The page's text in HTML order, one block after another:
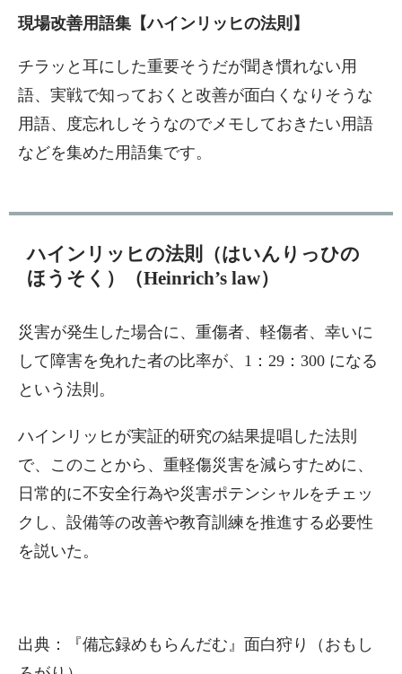
現場改善用語集【ハインリッヒの法則】
チラッと耳にした重要そうだが聞き慣れない用
語、実戦で知っておくと改善が面白くなりそうな
用語、度忘れしそうなのでメモしておきたい用語
などを集めた用語集です。
ハインリッヒの法則（はいんりっひの
ほうそく）（Heinrich’s law）
災害が発生した場合に、重傷者、軽傷者、幸いに
して障害を免れた者の比率が、1：29：300 になる
という法則。
ハインリッヒが実証的研究の結果提唱した法則
で、このことから、重軽傷災害を減らすために、
日常的に不安全行為や災害ポテンシャルをチェッ
クし、設備等の改善や教育訓練を推進する必要性
を説いた。
出典：『備忘録めもらんだむ』面白狩り（おもし